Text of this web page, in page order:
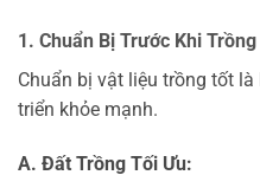
1. Chuẩn Bị Trước Khi Trồng
Chuẩn bị vật liệu trồng tốt
triển khỏe mạnh.
A. Đất Trồng Tối Ưu: